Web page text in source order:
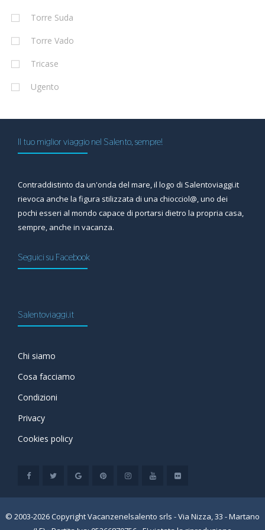
Torre Suda
Torre Vado
Tricase
Ugento
Il tuo miglior viaggio nel Salento, sempre!
Contraddistinto da un'onda del mare, il logo di Salentoviaggi.it
rievoca anche la figura stilizzata di una chiocciol@, uno dei
pochi esseri al mondo capace di portarsi dietro la propria casa,
sempre, anche in vacanza.
Seguici su Facebook
Salentoviaggi.it
Chi siamo
Cosa facciamo
Condizioni
Privacy
Cookies policy
© 2003-2026 Copyright Vacanzenelsalento srls - Via Nizza, 33 - Martano